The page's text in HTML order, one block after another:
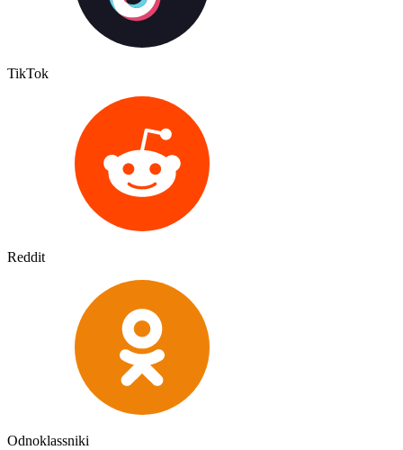
TikTok
Reddit
Odnoklassniki